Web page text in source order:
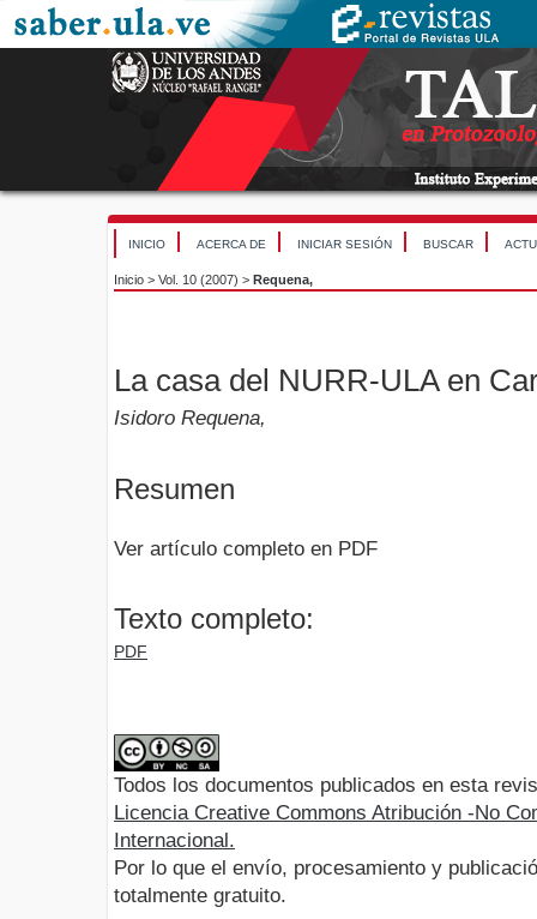
INICIO ACERCA DE INICIAR SESIÓN BUSCAR
Inicio > Vol. 10 (2007) > Requena,
La casa del NURR-ULA en
Isidoro Requena,
Resumen
Ver artículo completo en PDF
Texto completo:
PDF
Todos los documentos publicados en esta
Licencia Creative Commons Atribución -No
Internacional.
Por lo que el envío, procesamiento y
totalmente gratuito.